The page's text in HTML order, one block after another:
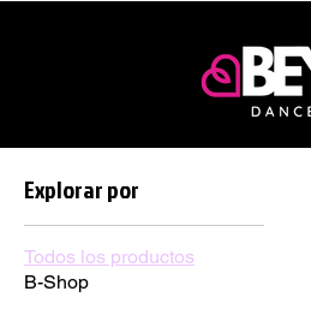
Explorar por
Todos los productos
B-Shop